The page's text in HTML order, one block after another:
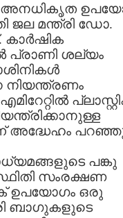
അനധികൃത
ജല മന്ത്രി ഡോ.
കാര്‍ഷിക
പ്രാണി ശല്യം
നിയന്ത്രണം
അദ്ധേഹം
പങ്കു
സംരക്ഷണ
ഉപയോഗം ഒരു
ബാഗുകളുടെ